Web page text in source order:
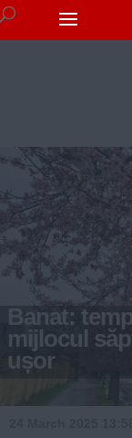
Banat:
mijlocul
ușor